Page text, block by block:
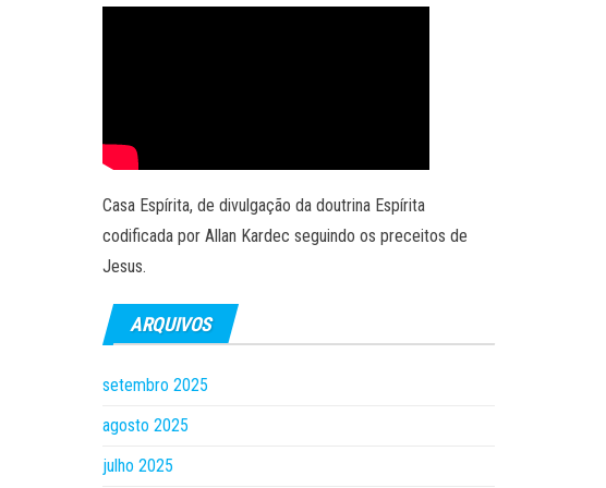
Casa Espírita, de divulgação da doutrina Espírita
codificada por Allan Kardec seguindo os preceitos de
Jesus.
ARQUIVOS
setembro 2025
agosto 2025
julho 2025